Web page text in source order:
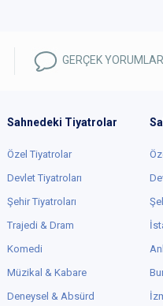
GERÇEK
Sahnedeki Tiyatrolar
Özel Tiyatrolar
Devlet Tiyatroları
Şehir Tiyatroları
Trajedi & Dram
Komedi
Müzikal & Kabare
Deneysel & Absürd